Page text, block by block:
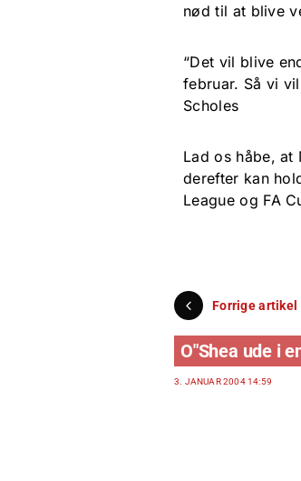
nød til at blive
“Det vil blive
februar. Så vi
Scholes
Lad os håbe, at
derefter kan
League og FA
Forrige artikel
O"Shea ude i
3. JANUAR 2004 14:59